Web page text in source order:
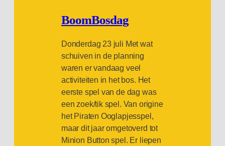
BoomBosdag
Donderdag 23 juli Met wat
schuiven in de planning
waren er vandaag veel
activiteiten in het bos. Het
eerste spel van de dag was
een zoek/tik spel. Van origine
het Piraten Ooglapjesspel,
maar dit jaar omgetoverd tot
Minion Button spel. Er liepen